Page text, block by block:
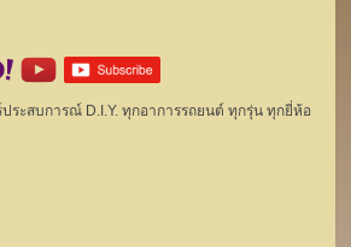
ระสบการณ์ D.I.Y. ทุกอาการรถยนต์ ทุกรุ่น ทุกยี่ห้อ